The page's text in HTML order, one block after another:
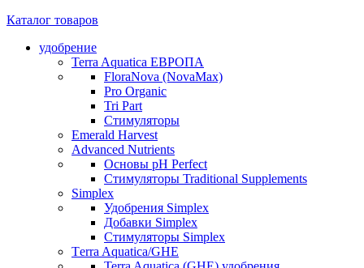
Каталог товаров
удобрение
Terra Aquatica ЕВРОПА
FloraNova (NovaMax)
Pro Organic
Tri Part
Стимуляторы
Emerald Harvest
Advanced Nutrients
Основы pH Perfect
Стимуляторы Traditional Supplements
Simplex
Удобрения Simplex
Добавки Simplex
Стимуляторы Simplex
Тerra Aquatica/GHE